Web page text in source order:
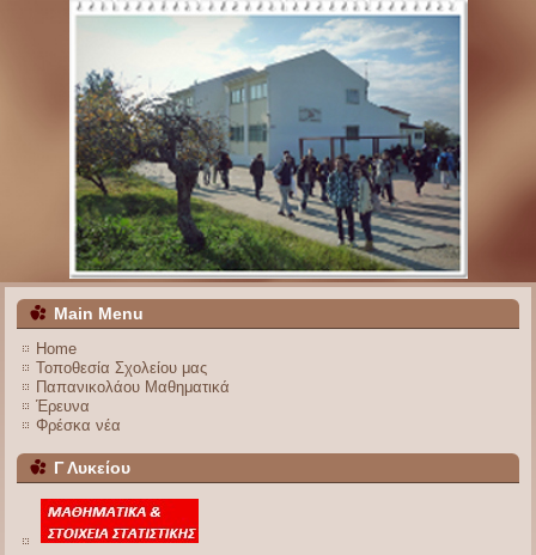
Main Menu
Home
Τοποθεσία Σχολείου μας
Παπανικολάου Μαθηματικά
Έρευνα
Φρέσκα νέα
Γ Λυκείου